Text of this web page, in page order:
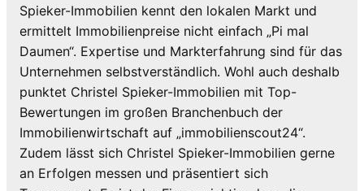
Spieker-Immobilien kennt den lokalen Markt und
ermittelt Immobilienpreise nicht einfach „Pi mal
Daumen“. Expertise und Markterfahrung sind für das
Unternehmen selbstverständlich. Wohl auch deshalb
punktet Christel Spieker-Immobilien mit Top-
Bewertungen im großen Branchenbuch der
Immobilienwirtschaft auf „immobilienscout24“.
Zudem lässt sich Christel Spieker-Immobilien gerne
an Erfolgen messen und präsentiert sich